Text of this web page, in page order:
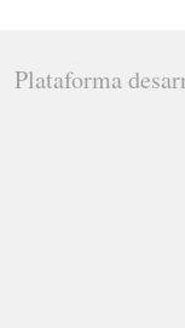
Plataforma